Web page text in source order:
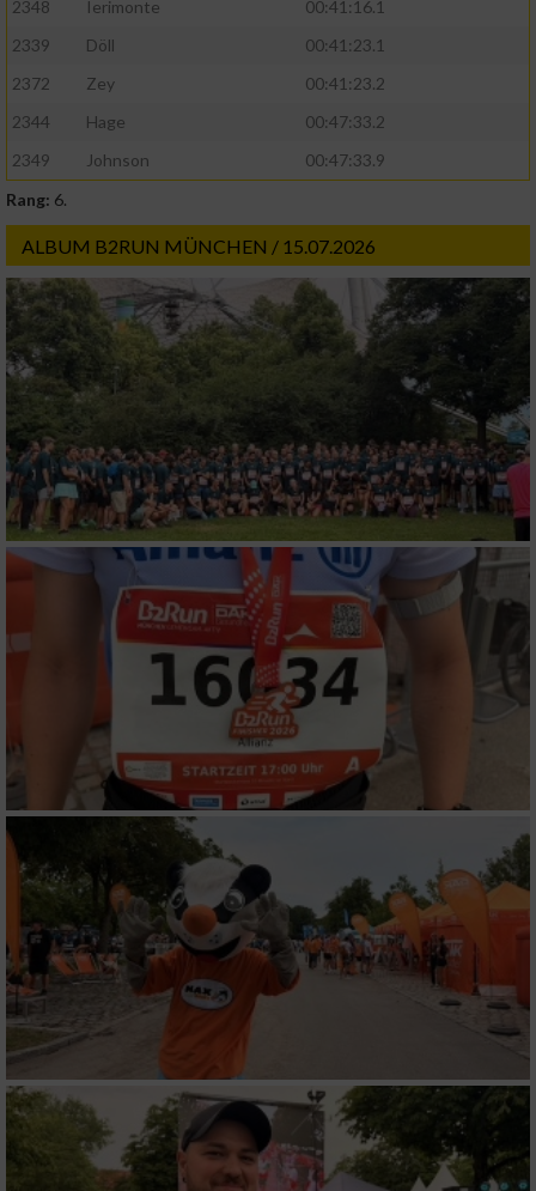
2348 Ierimonte
00:41:16.1
2339
Döll
00:41:23.1
2372
Zey
00:41:23.2
2344
Hage
00:47:33.2
2349
Johnson
00:47:33.9
Rang: 6.
ALBUM B2RUN MÜNCHEN / 15.07.2026